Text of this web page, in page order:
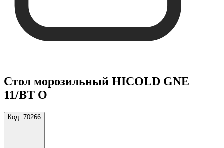
Стол морозильный HICOLD GNE
11/BT О
Код: 70266